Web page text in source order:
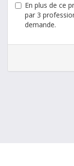
En plus de ce
par 3
demande.